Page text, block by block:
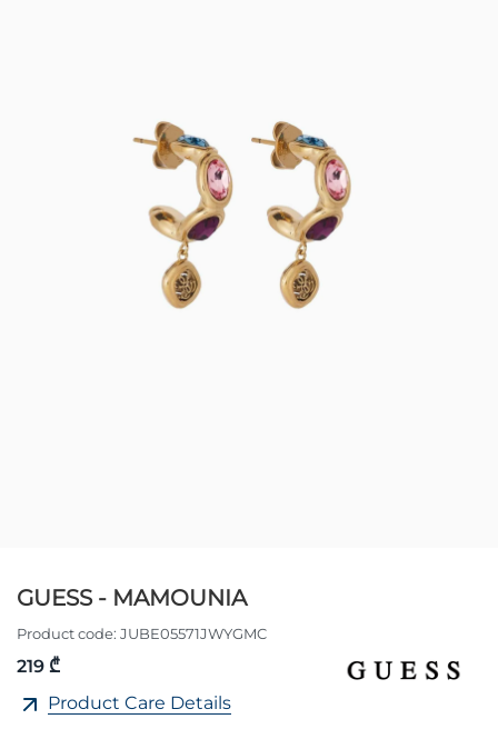
GUESS - MAMOUNIA
Product code: JUBE05571JWYGMC
219 ₾
Product Care Details